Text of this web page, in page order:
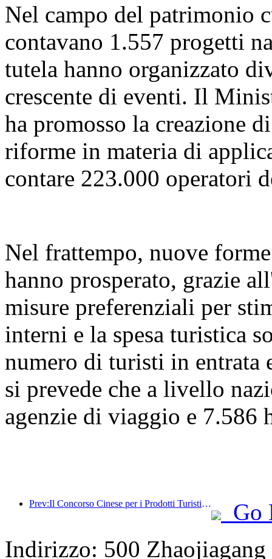
Nel campo del patrimonio
contavano 1.557 progetti
tutela hanno organizzato
crescente di eventi. Il
ha promosso la creazione
riforme in materia di
contare 223.000 operatori
Nel frattempo, nuove
hanno prosperato, grazie
misure preferenziali per
interni e la spesa turistica
numero di turisti in entrata
si prevede che a livello
agenzie di viaggio e 7.586
Prev:Il Concorso Cinese per i Prodotti Turistici si è svolto con successo a Xiangtan, nello Hunan.
Go
Indirizzo: 500